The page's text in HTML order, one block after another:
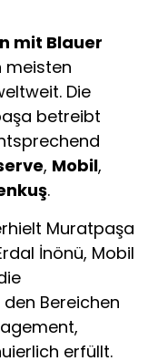
mit Blauer
meisten
Die
betreibt
, Mobil,
.
Muratpaşa
İnönü, Mobil
Bereichen
erfüllt.